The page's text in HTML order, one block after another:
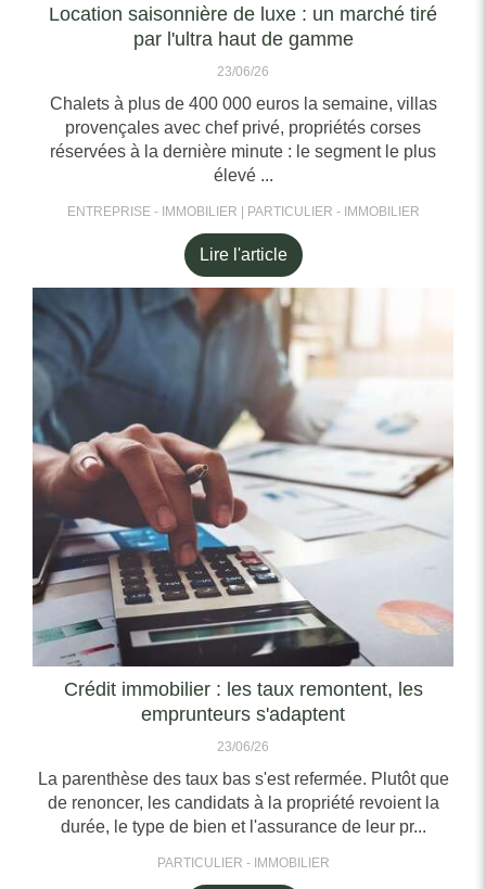
Location saisonnière de luxe : un marché tiré
par l'ultra haut de gamme
23/06/26
Chalets à plus de 400 000 euros la semaine, villas
provençales avec chef privé, propriétés corses
réservées à la dernière minute : le segment le plus
élevé ...
ENTREPRISE - IMMOBILIER PARTICULIER - IMMOBILIER
Lire l'article
Crédit immobilier : les taux remontent, les
emprunteurs s'adaptent
23/06/26
La parenthèse des taux bas s'est refermée. Plutôt que
de renoncer, les candidats à la propriété revoient la
durée, le type de bien et l'assurance de leur pr...
PARTICULIER - IMMOBILIER